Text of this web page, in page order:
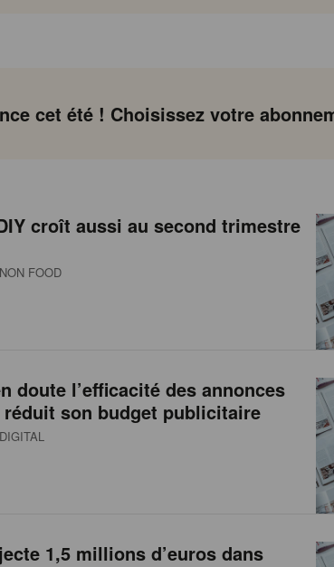
cet été ! Choisissez votre
croît aussi au second trimestre
FOOD
doute l’efficacité des annonces
son budget publicitaire
1,5 millions d’euros dans